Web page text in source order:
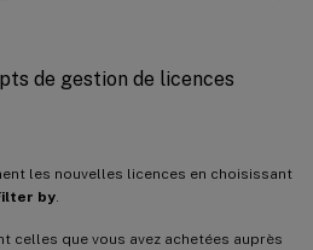
de gestion de licences
les nouvelles licences en choisissant
by.
celles que vous avez achetées auprès